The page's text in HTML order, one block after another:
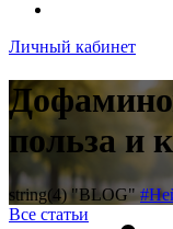
Личный кабинет
польза и
string(4) "BLOG"
Все статьи